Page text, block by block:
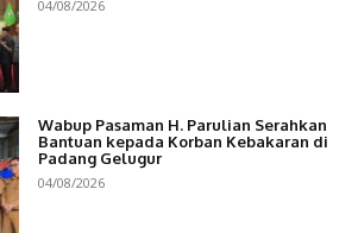
04/08/2026
Wabup Pasaman H. Parulian Serahkan
Bantuan kepada Korban Kebakaran di
Padang Gelugur
04/08/2026